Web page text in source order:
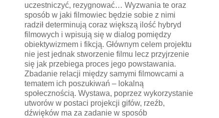
uczestniczyć, rezygnować… Wyzwania te oraz
sposób w jaki filmowiec będzie sobie z nimi
radził determinują coraz większą ilość hybryd
filmowych i wpisują się w dialog pomiędzy
obiektywizmem i fikcją. Głównym celem projektu
nie jest jednak stworzenie filmu lecz przyjrzenie
się jak przebiega proces jego powstawania.
Zbadanie relacji między samymi filmowcami a
tematem ich poszukiwań – lokalną
społecznością. Wystawa, poprzez wykorzystanie
utworów w postaci projekcji gifów, rzeźb,
dźwięków ma za zadanie w sposób